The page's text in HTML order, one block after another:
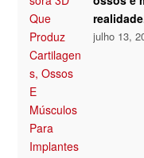
julho 13,